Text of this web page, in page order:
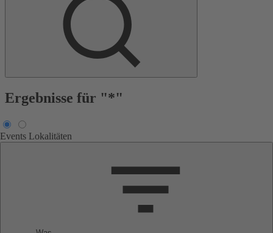
Ergebnisse für "*"
Events Lokalitäten